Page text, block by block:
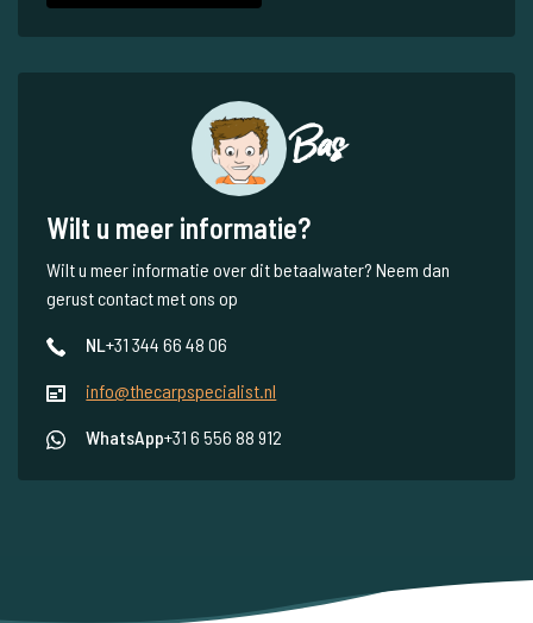
Bas
Wilt u meer informatie?
Wilt u meer informatie over dit betaalwater? Neem dan
gerust contact met ons op
NL+31 344 66 48 06
info@thecarpspecialist.nl
WhatsApp+31 6 556 88 912